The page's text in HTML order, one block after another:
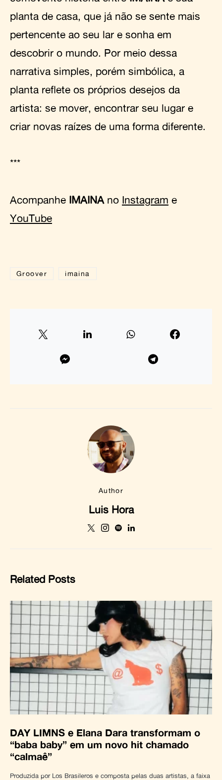
planta de casa, que já não se sente mais
pertencente ao seu lar e sonha em
descobrir o mundo. Por meio dessa
narrativa simples, porém simbólica, a
planta reflete os próprios desejos da
artista: se mover, encontrar seu lugar e
criar novas raízes de uma forma diferente.
***
Acompanhe IMAINA no Instagram e
YouTube
Groover imaina
Author
Luis Hora
Related Posts
DAY LIMNS e Elana Dara transformam o
“baba baby” em um novo hit chamado
“calmaê”
Produzida por Los Brasileros e composta pelas duas artistas, a faixa